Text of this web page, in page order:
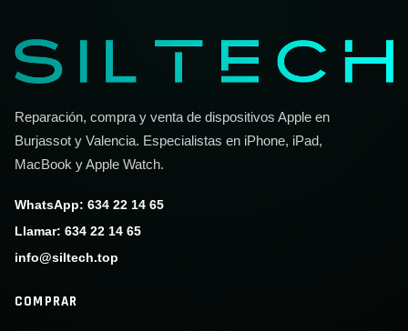
Reparación, compra y venta de dispositivos Apple en
Burjassot y Valencia. Especialistas en iPhone, iPad,
MacBook y Apple Watch.
WhatsApp: 634 22 14 65
Llamar: 634 22 14 65
info@siltech.top
COMPRAR